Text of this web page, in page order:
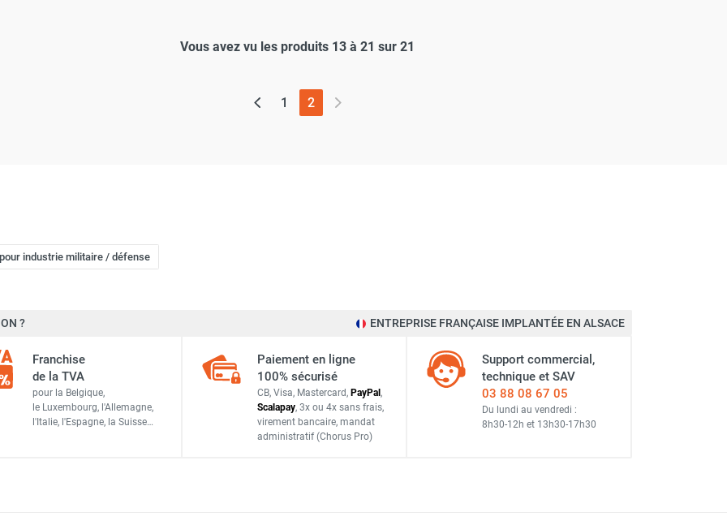
Vous avez vu les produits 13 à 21 sur 21
1 2(page actuelle)
industrie militaire / défense
? ENTREPRISE FRANÇAISE IMPLANTÉE EN ALSACE
Franchise
de la TVA
pour la Belgique,
le Luxembourg, l'Allemagne,
l'Italie, l'Espagne, la Suisse…
Paiement en ligne
100% sécurisé
CB, Visa, Mastercard, PayPal ,
Scalapay, 3x ou 4x sans frais,
virement bancaire, mandat
administratif (Chorus Pro)
Support commercial,
technique et SAV
03 88 08 67 05
Du lundi au vendredi :
8h30-12h et 13h30-17h30